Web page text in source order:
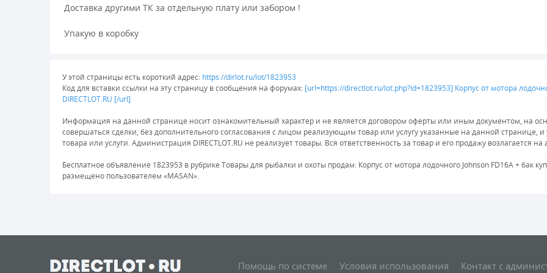
Доставка другими ТК за отдельную плату или забором !
Упакую в коробку
У этой страницы есть короткий адрес: https://dirlot.ru/lot/1823953
Код для вставки ссылки на эту страницу в сообщения на форумах: [url=https://directlot.ru/lot.php?id=1823953] Корпус от мотора
DIRECTLOT.RU [/url]
Информация на данной странице носит ознакомительный характер и не является договором оферты или иным документом, на
совершаться сделки, без дополнительного согласования с лицом реализующим товар или услугу указанные на данной
товара или услуги. Администрация DIRECTLOT.RU не реализует товары. Вся ответственность за товар и его продажу возлагается
Бесплатное объявление 1823953 в рубрике Товары для рыбалки и охоты продам: Корпус от мотора лодочного Johnson FD16A + бак
размещено пользователем «MASAN».
Помощь по системе Условия использования Контакт с